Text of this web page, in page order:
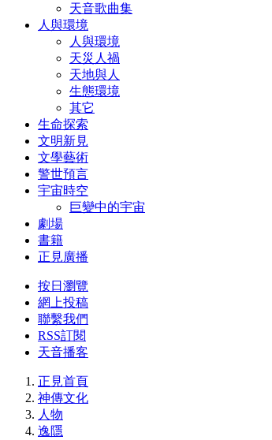
天音歌曲集
人與環境
人與環境
天災人禍
天地與人
生態環境
其它
生命探索
文明新見
文學藝術
警世預言
宇宙時空
巨變中的宇宙
劇場
書籍
正見廣播
按日瀏覽
網上投稿
聯繫我們
RSS訂閱
天音播客
正見首頁
神傳文化
人物
逸隱